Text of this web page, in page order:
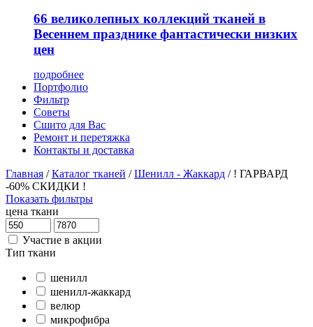
66 великолепных коллекций тканей в
Весеннем празднике фантастически низких
цен
подробнее
Портфолио
Фильтр
Советы
Сшито для Вас
Ремонт и перетяжка
Контакты и доставка
Главная / Каталог тканей / Шенилл - Жаккард / ! ГАРВАРД
-60% СКИДКИ !
Показать фильтры
цена ткани
Участие в акции
Тип ткани
шенилл
шенилл-жаккард
велюр
микрофибра